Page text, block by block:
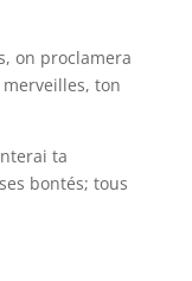
on proclamera
ton
ta
bontés; tous